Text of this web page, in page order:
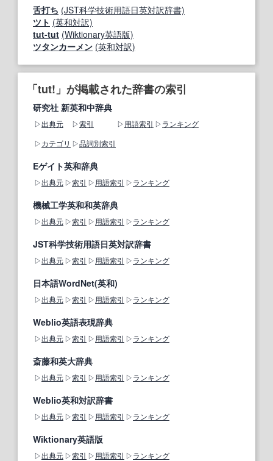
舌打ち (JST科学技術用語日英対訳辞書)
ツト (英和対訳)
tut-tut (Wiktionary英語版)
ツタンカーメン (英和対訳)
「tut!」が掲載された辞書の索引
研究社 新英和中辞典
出典元 索引 用語索引
ランキング
カテゴリ
品詞別索引
Eゲイト英和辞典
出典元 索引 用語索引 ランキング
機械工学英和和英辞典
出典元 索引 用語索引 ランキング
JST科学技術用語日英対訳辞書
出典元 索引 用語索引 ランキング
日本語WordNet(英和)
出典元 索引 用語索引 ランキング
Weblio英語表現辞典
出典元 索引 用語索引 ランキング
斎藤和英大辞典
出典元 索引 用語索引 ランキング
Weblio英和対訳辞書
出典元 索引 用語索引 ランキング
Wiktionary英語版
出典元 索引 用語索引 ランキング